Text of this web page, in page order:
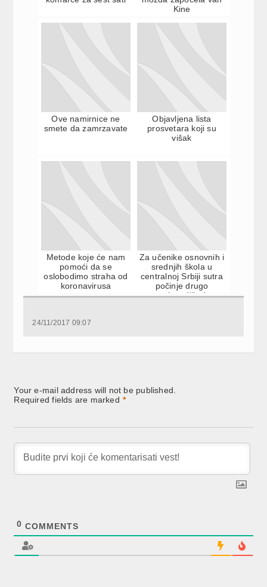
Kine
Ove namirnice ne
smete da zamrzavate
Objavljena lista
prosvetara koji su
višak
Metode koje će nam
pomoći da se
oslobodimo straha od
koronavirusa
Za učenike osnovnih i
srednjih škola u
centralnoj Srbiji sutra
počinje drugo
polugodište!
24/11/2017 09:07
Your e-mail address will not be published.
Required fields are marked *
0 COMMENTS